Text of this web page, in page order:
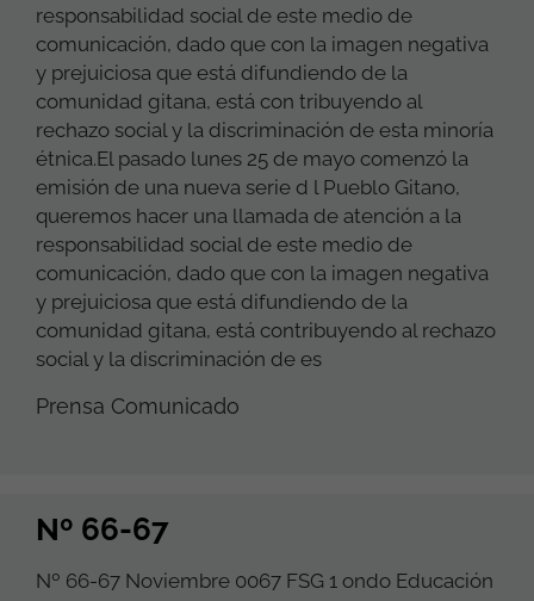
responsabilidad social de este medio de
comunicación, dado que con la imagen negativa
y prejuiciosa que está difundiendo de la
comunidad gitana, está con tribuyendo al
rechazo social y la discriminación de esta minoría
étnica.El pasado lunes 25 de mayo comenzó la
emisión de una nueva serie d l Pueblo Gitano,
queremos hacer una llamada de atención a la
responsabilidad social de este medio de
comunicación, dado que con la imagen negativa
y prejuiciosa que está difundiendo de la
comunidad gitana, está contribuyendo al rechazo
social y la discriminación de es
Prensa Comunicado
Nº 66-67
Nº 66-67 Noviembre 0067 FSG 1 ondo Educación